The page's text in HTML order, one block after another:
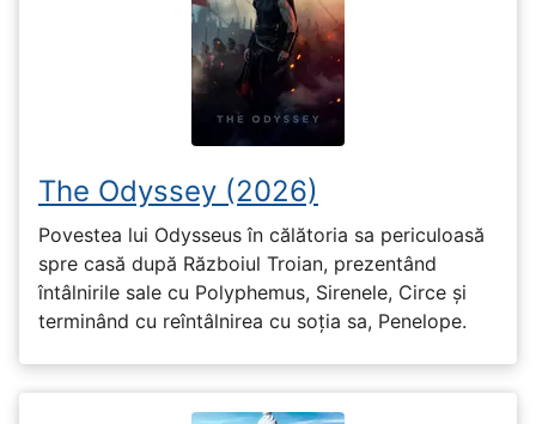
The Odyssey (2026)
Povestea lui Odysseus în călătoria sa periculoasă
spre casă după Războiul Troian, prezentând
întâlnirile sale cu Polyphemus, Sirenele, Circe și
terminând cu reîntâlnirea cu soția sa, Penelope.